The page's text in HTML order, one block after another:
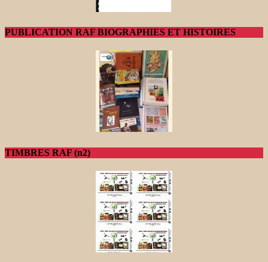
PUBLICATION RAF BIOGRAPHIES ET HISTOIRES
TIMBRES RAF (n2)